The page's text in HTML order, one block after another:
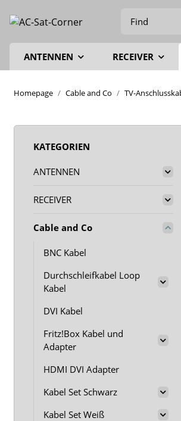
ANTENNEN RECEIVER
Homepage Cable and Co TV-
KATEGORIEN
ANTENNEN
RECEIVER
Cable and Co
BNC Kabel
Durchschleifkabel Loop
Kabel
DVI Kabel
Fritz!Box Kabel und
Adapter
HDMI DVI Adapter
Kabel Set Schwarz
Kabel Set Weiß